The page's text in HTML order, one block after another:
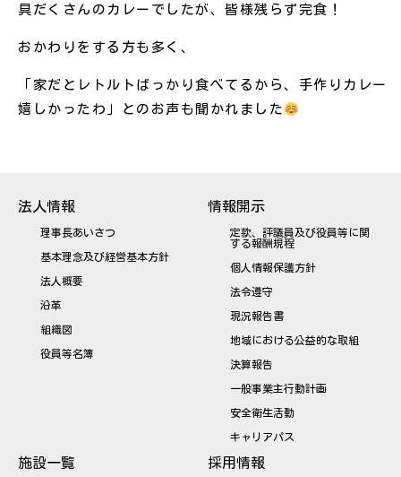
具だくさんのカレーでしたが、皆様残らず完食！
おかわりをする方も多く、
「家だとレトルトばっかり食べてるから、手作りカレー
嬉しかったわ」とのお声も聞かれました
法人情報
理事長あいさつ
基本理念及び経営基本方針
法人概要
沿革
組織図
役員等名簿
情報開示
定款、評議員及び役員等に関
する報酬規程
個人情報保護方針
法令遵守
現況報告書
地域における公益的な取組
決算報告
一般事業主行動計画
安全衛生活動
キャリアパス
施設一覧 採用情報